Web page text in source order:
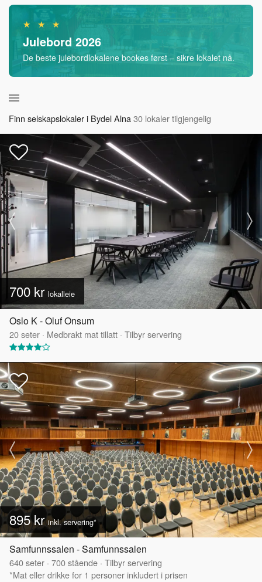
★ ★ ★
Julebord 2026
De beste julebordlokalene bookes først – sikre lokalet nå.
Finn selskapslokaler i Bydel Alna30 lokaler tilgjengelig
700 kr lokalleie
Oslo K - Oluf Onsum
20seter · Medbrakt mat tillatt · Tilbyr servering
895 krinkl. servering*
Samfunnssalen - Samfunnssalen
640seter · 700stående · Tilbyr servering
*Mat eller drikke for 1 personer inkludert i prisen